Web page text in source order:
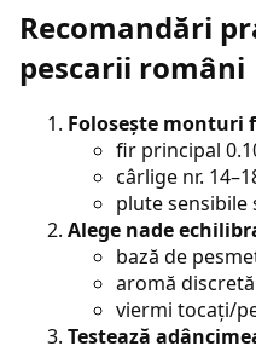
Recomandări
pescarii români
Folosește monturi
fir principal
cârlige nr.
plute
Alege nade
bază de
aromă
viermi tocați/
Testează